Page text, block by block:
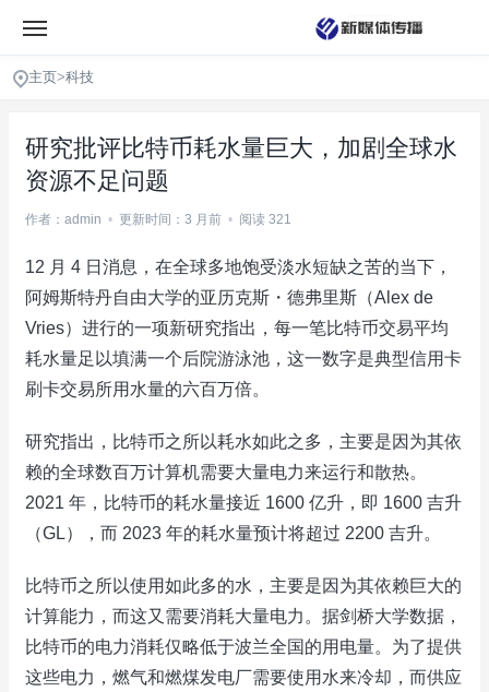
主页>科技
研究批评比特币耗水量巨大，加剧全球水
资源不足问题
作者：admin • 更新时间：3 月前 • 阅读 321
12 月 4 日消息，在全球多地饱受淡水短缺之苦的当下，
阿姆斯特丹自由大学的亚历克斯・德弗里斯（Alex de
Vries）进行的一项新研究指出，每一笔比特币交易平均
耗水量足以填满一个后院游泳池，这一数字是典型信用卡
刷卡交易所用水量的六百万倍。
研究指出，比特币之所以耗水如此之多，主要是因为其依
赖的全球数百万计算机需要大量电力来运行和散热。
2021 年，比特币的耗水量接近 1600 亿升，即 1600 吉升
（GL），而 2023 年的耗水量预计将超过 2200 吉升。
比特币之所以使用如此多的水，主要是因为其依赖巨大的
计算能力，而这又需要消耗大量电力。据剑桥大学数据，
比特币的电力消耗仅略低于波兰全国的用电量。为了提供
这些电力，燃气和燃煤发电厂需要使用水来冷却，而供应